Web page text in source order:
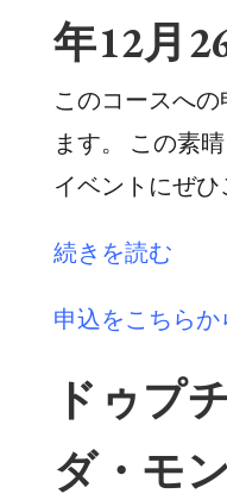
年12月
このコースへ
ます。 この素
イベントにぜひ
続きを読む
申込をこちらか
ドゥプ
ダ・モ